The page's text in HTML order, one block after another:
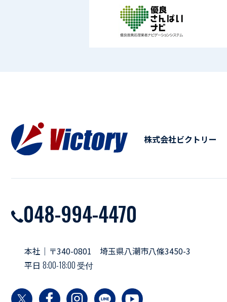
株式会社ビクトリー
048-994-4470
本社｜〒340-0801 埼玉県八潮市八條3450-3
平日 8:00-18:00 受付